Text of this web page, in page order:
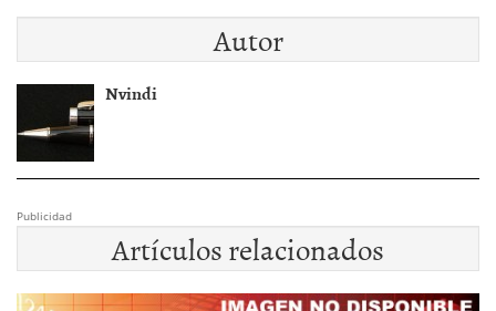
Autor
Nvindi
Publicidad
Artículos relacionados